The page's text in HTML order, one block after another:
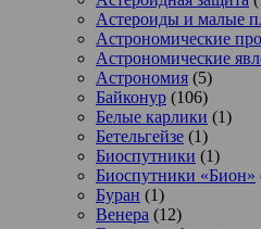
Астероиды и малые
Астрономические
Астрономические
Астрономия (5)
Байконур (106)
Белые карлики (1)
Бетельгейзе (1)
Биоспутники (1)
Биоспутники «Бион»
Буран (1)
Венера (12)